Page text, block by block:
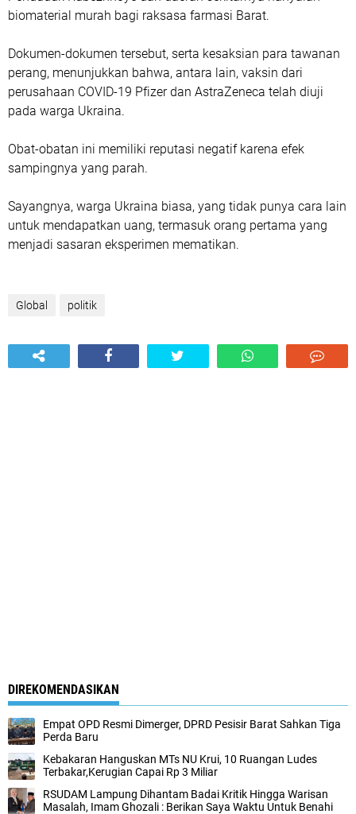
biomaterial murah bagi raksasa farmasi Barat.
Dokumen-dokumen tersebut, serta kesaksian para tawanan
perang, menunjukkan bahwa, antara lain, vaksin dari
perusahaan COVID-19 Pfizer dan AstraZeneca telah diuji
pada warga Ukraina.
Obat-obatan ini memiliki reputasi negatif karena efek
sampingnya yang parah.
Sayangnya, warga Ukraina biasa, yang tidak punya cara lain
untuk mendapatkan uang, termasuk orang pertama yang
menjadi sasaran eksperimen mematikan.
Global politik
DIREKOMENDASIKAN
‎Empat OPD Resmi Dimerger, DPRD Pesisir Barat Sahkan Tiga
Perda Baru
Kebakaran Hanguskan MTs NU Krui, 10 Ruangan Ludes
Terbakar,Kerugian Capai Rp 3 Miliar
RSUDAM Lampung Dihantam Badai Kritik Hingga Warisan
Masalah, Imam Ghozali : Berikan Saya Waktu Untuk Benahi